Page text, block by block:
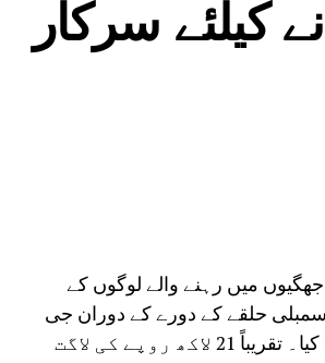
کیلئے سرکار
میں رہنے والے لوگوں کے
اسمبلی حلقے کے دورے کے دوران جی
پی سیوا بستی، پیتم پورا میں نو تعمیر شدہ کمیونٹی ٹوائلٹ کا افتتاح کیا۔ تقریباً 21 لاکھ روپے کی لاگت